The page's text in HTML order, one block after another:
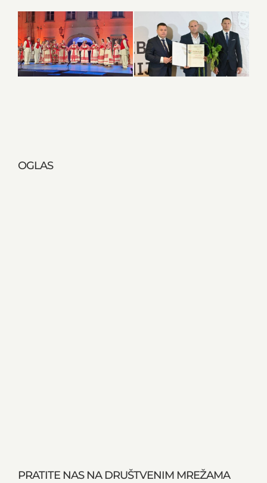
OGLAS
PRATITE NAS NA DRUŠTVENIM MREŽAMA